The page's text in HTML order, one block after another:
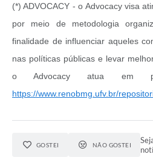
(*) ADVOCACY - o Advocacy visa
por meio de metodologia
finalidade de influenciar aqueles
nas políticas públicas e levar
o Advocacy atua em
https://www.renobmg.ufv.br/
GOSTEI NÃO GOSTEI